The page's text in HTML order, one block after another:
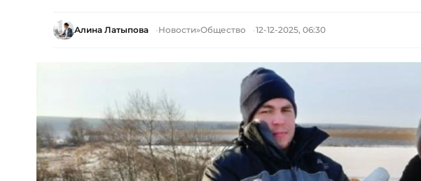
Алина Латыпова Новости»Общество 12-12-2025, 06:30